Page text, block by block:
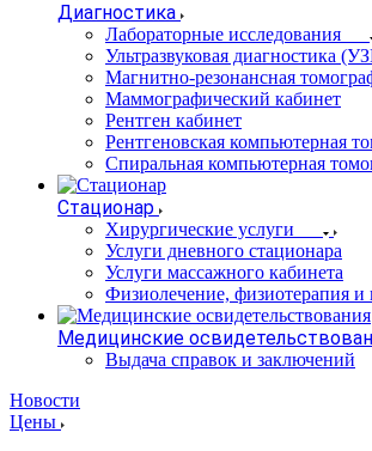
Диагностика
Лабораторные исследования
Ультразвуковая диагностика
Магнитно-резонансная
Маммографический кабинет
Рентген кабинет
Рентгеновская компьютерная
Спиральная компьютерная
Стационар
Хирургические услуги
Услуги дневного стационара
Услуги массажного кабинета
Физиолечение, физиотерапия и
Медицинские
Выдача справок и заключений
Новости
Цены